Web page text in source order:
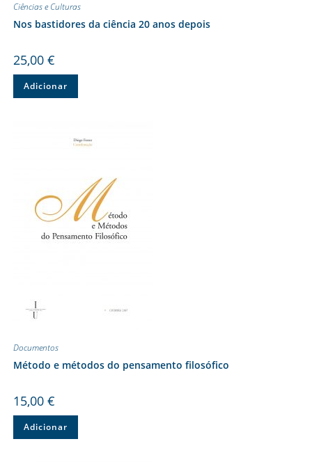
Ciências e Culturas
Nos bastidores da ciência 20 anos depois
25,00 €
Adicionar
Documentos
Método e métodos do pensamento filosófico
15,00 €
Adicionar